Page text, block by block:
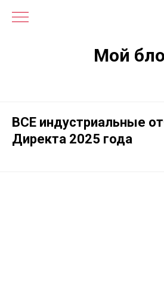
Мой
ВСЕ индустриальные
Директа 2025 года